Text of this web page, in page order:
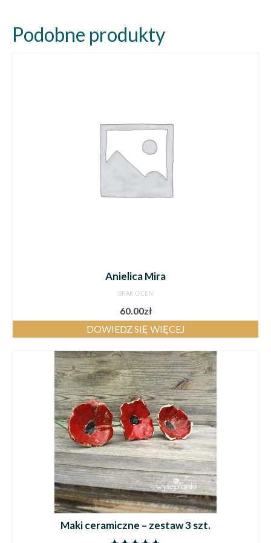
Podobne produkty
Anielica Mira
BRAK OCEN
60.00zł
DOWIEDZ SIĘ WIĘCEJ
Maki ceramiczne – zestaw 3 szt.